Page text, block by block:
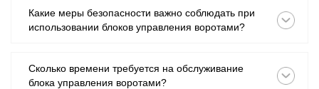
Какие меры безопасности важно соблюдать при
использовании блоков управления воротами?
Сколько времени требуется на обслуживание
блока управления воротами?